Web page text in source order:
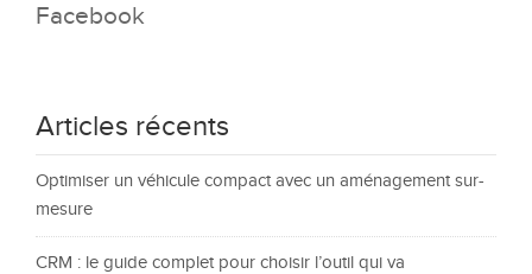
Facebook
Articles récents
Optimiser un véhicule compact avec un aménagement sur-
mesure
CRM : le guide complet pour choisir l’outil qui va